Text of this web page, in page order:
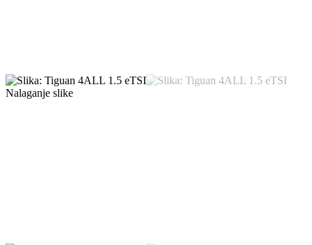
Nalaganje slike